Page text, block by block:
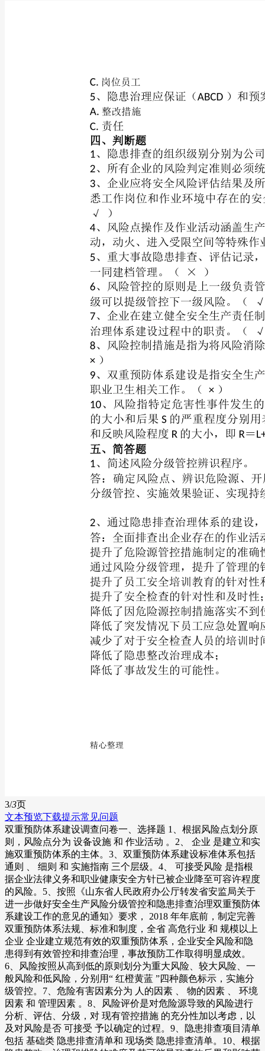
3/3页
文本预览下载提示常见问题
双重预防体系建设调查问卷一、选择题 1、根据风险点划分原
则，风险点分为 设备设施 和 作业活动 。2、 企业 是建立和实
施双重预防体系的主体。3、双重预防体系建设标准体系包括
通则 、 细则 和 实施指南 三个层级。4、 可接受风险 是指根
据企业法律义务和职业健康安全方针已被企业降至可容许程度
的风险。5、按照《山东省人民政府办公厅转发省安监局关于
进一步做好安全生产风险分级管控和隐患排查治理双重预防体
系建设工作的意见的通知》要求， 2018 年年底前，制定完善
双重预防体系法规、标准和制度，全省 高危行业 和 规模以上
企业 企业建立规范有效的双重预防体系，企业安全风险和隐
患得到有效管控和排查治理，事故预防工作取得明显成效。
6、风险按照从高到低的原则划分为重大风险、较大风险、一
般风险和低风险，分别用“ 红橙黄蓝 ”四种颜色标示，实施分
级管控。7、危险有害因素分为 人的因素 、 物的因素 、 环境
因素 和 管理因素 。8、风险评价是对危险源导致的风险进行
分析、评估、分级，对 现有管控措施 的充分性加以考虑，以
及对风险是否 可接受 予以确定的过程。9、隐患排查项目清单
包括 基础类 隐患排查清单和 现场类 隐患排查清单。10、根据